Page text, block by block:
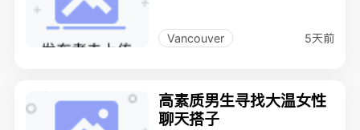
Vancouver 5天前
高素质男生寻找大温女性
聊天搭子